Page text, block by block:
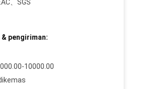
、SGS
pengiriman:
10000.00